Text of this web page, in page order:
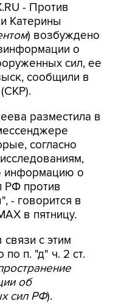
- Против
Катерины
) возбуждено
о
сил, ее
сообщили в
разместила в
согласно
информацию о
РФ против
- говорится в
в пятницу.
с этим
п. "д" ч. 2 ст.
об
сил РФ).